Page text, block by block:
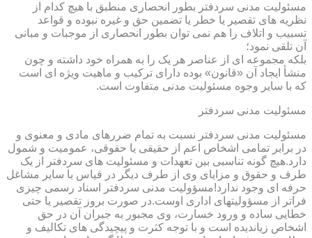
مسئولیت مدنی سردفتر بطور انحصاری منطبق با هیچ کدام از
نظریه های تقصیر یا خطر یا تضمین حق و غیره نبوده و قواعد
تسبیب و اتلاف را هم نمی توان بطور انحصاری از موجبات و مبانی
آن تلقی نمود؛
بلکه مجموعه ای از عناصر هر یک را به همراه خود داشته و چون
منشأ ایجاد آن «قانون» بوده دارای ترکیب و ماهیت ویژه ای است
که با سایر وجوه مسئولیت مدنی متفاوت است.
مسئولیت مدنی سردفتر
مسئولیت مدنی سردفتر نسبت به تمام ضررهای مادی و معنوی و
در برابر تمامی اشخاص اعم از حقیقی یا حقوقی، عمومیت و شمول
دارد.هیچ گونه تناسبی بین تعهدات و مسئولیت های سردفتر از یک
طرف و حقوق و مزایای وی از طرف دیگر در قیاس با سایر مشاغل
حرفه ای وجود ندارد!مسؤولیت مدنی سردفتر اسناد رسمی چیزی
فراتر از مسؤولیتهای اداری اوست.در صورت بروز تقصیر یا حتی
خطایی ساده و ورود خسارت، وی مجبور به جبران آن در حق
اشخاص زیاندیده است و با توجه کثرت و پیچیدگی های تکالیف و